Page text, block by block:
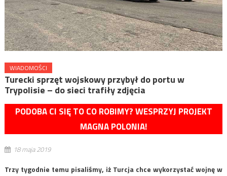
WIADOMOŚCI
Turecki sprzęt wojskowy przybył do portu w
Trypolisie – do sieci trafiły zdjęcia
PODOBA CI SIĘ TO CO ROBIMY? WESPRZYJ PROJEKT
MAGNA POLONIA!
18 maja 2019
Trzy tygodnie temu pisaliśmy, iż Turcja chce wykorzystać wojnę w